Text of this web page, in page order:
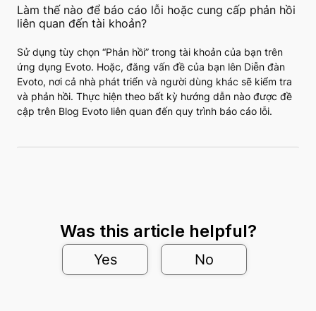
Làm thế nào để báo cáo lỗi hoặc cung cấp phản hồi
liên quan đến tài khoản?
Sử dụng tùy chọn “Phản hồi” trong tài khoản của bạn trên
ứng dụng Evoto. Hoặc, đăng vấn đề của bạn lên Diễn đàn
Evoto, nơi cả nhà phát triển và người dùng khác sẽ kiểm tra
và phản hồi. Thực hiện theo bất kỳ hướng dẫn nào được đề
cập trên Blog Evoto liên quan đến quy trình báo cáo lỗi.
Was this article helpful?
Yes No